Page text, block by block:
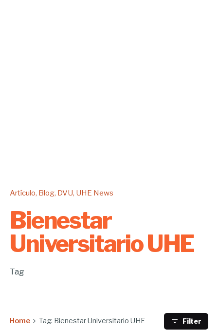
Artículo Blog DVU UHE News
Bienestar
Universitario UHE
Tag
Home Tag: Bienestar Universitario UHE Filter